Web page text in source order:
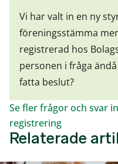
Vi har valt in en ny
föreningsstämma
registrerad hos
personen i fråga
fatta beslut?
Se fler frågor och svar
registrering
Relaterade